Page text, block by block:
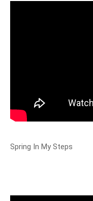
Spring In My Steps